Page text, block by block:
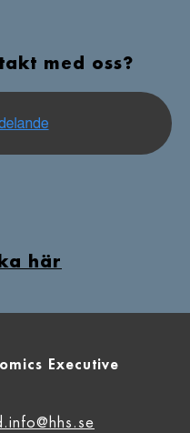
med oss?
här
Executive